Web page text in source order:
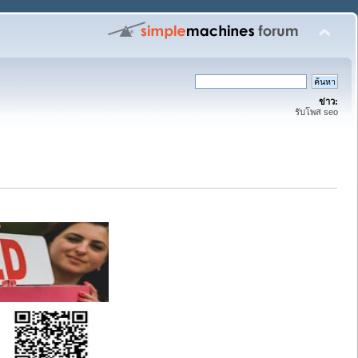
ข่าว:
รับโพส seo